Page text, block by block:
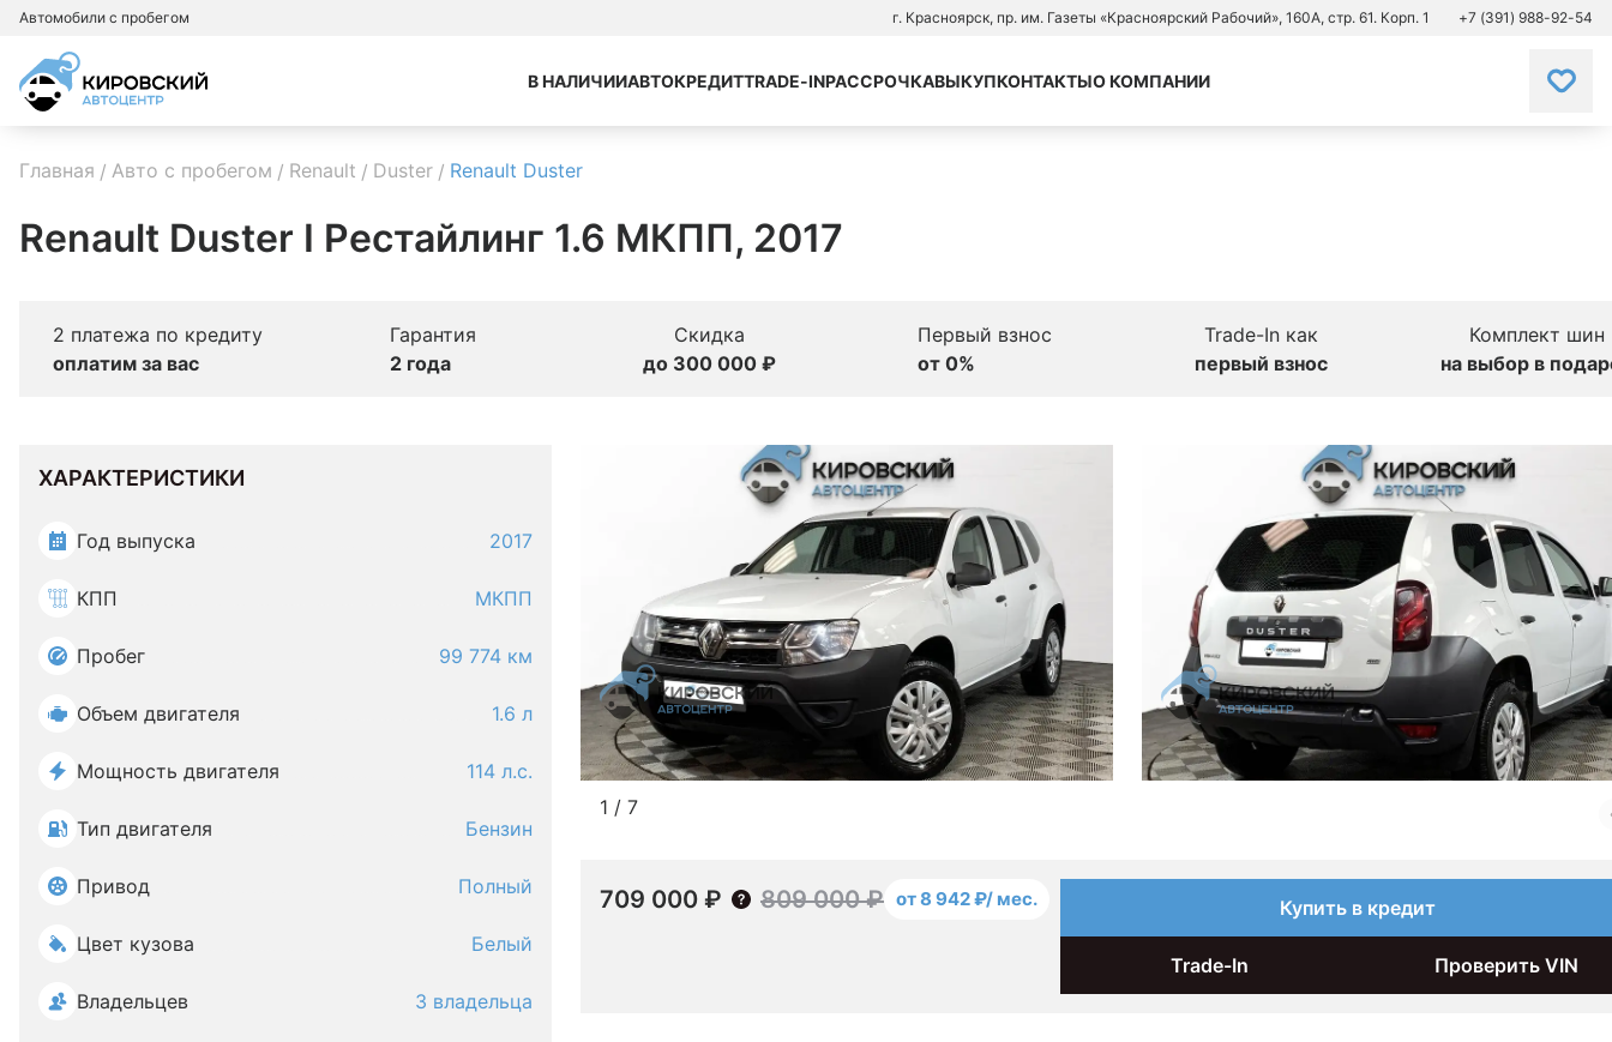
Автомобили с пробегом г. Красноярск, пр. им. Газеты «Красноярский Рабочий», 160А, стр. 61. Корп. 1 +7 (391) 988-92-54
В НАЛИЧИИАВТОКРЕДИТTRADE-INРАССРОЧКАВЫКУПКОНТАКТЫО КОМПАНИИ
Главная Авто с пробегом Renault Duster Renault Duster
Renault Duster I Рестайлинг 1.6 МКПП, 2017
2 платежа по кредиту
оплатим за вас
Гарантия
2 года
Скидка
до 300 000 ₽
Первый взнос
от 0%
Trade-In как
первый взнос
Комплект шин
на выбор в
ХАРАКТЕРИСТИКИ
Год выпуска 2017
КПП МКПП
Пробег 99 774 км
Объем двигателя 1.6 л
Мощность двигателя 114 л.с.
Тип двигателя Бензин
Привод Полный
Цвет кузова Белый
Владельцев 3 владельца
1 / 7
709 000 ₽ 809 000 ₽ от 8 942 ₽/ мес. Купить в кредит
Trade-In Проверить VIN